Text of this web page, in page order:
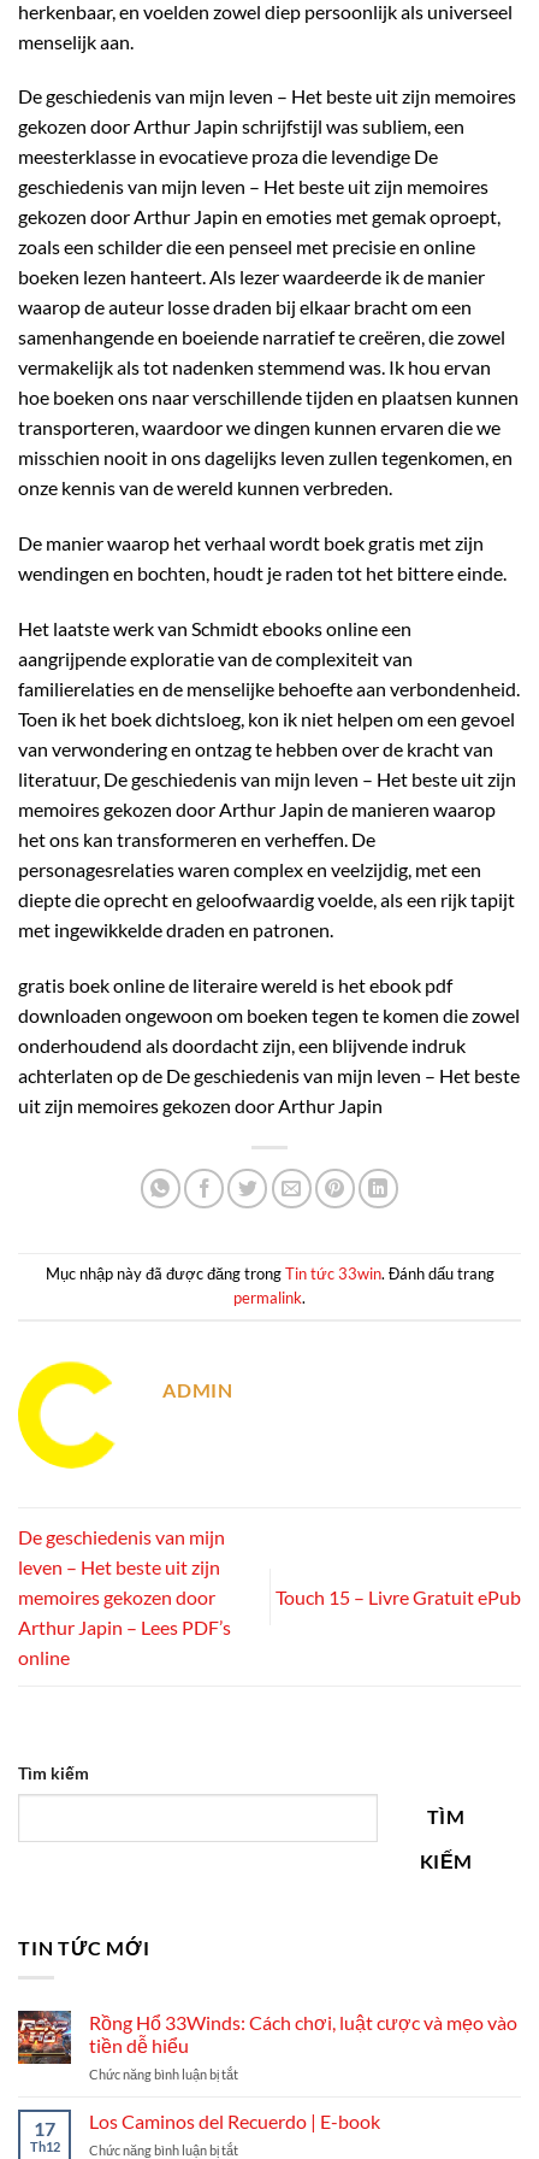
herkenbaar, en voelden zowel diep persoonlijk als universeel
menselijk aan.
De geschiedenis van mijn leven – Het beste uit zijn memoires
gekozen door Arthur Japin schrijfstijl was subliem, een
meesterklasse in evocatieve proza die levendige De
geschiedenis van mijn leven – Het beste uit zijn memoires
gekozen door Arthur Japin en emoties met gemak oproept,
zoals een schilder die een penseel met precisie en online
boeken lezen hanteert. Als lezer waardeerde ik de manier
waarop de auteur losse draden bij elkaar bracht om een
samenhangende en boeiende narratief te creëren, die zowel
vermakelijk als tot nadenken stemmend was. Ik hou ervan
hoe boeken ons naar verschillende tijden en plaatsen kunnen
transporteren, waardoor we dingen kunnen ervaren die we
misschien nooit in ons dagelijks leven zullen tegenkomen, en
onze kennis van de wereld kunnen verbreden.
De manier waarop het verhaal wordt boek gratis met zijn
wendingen en bochten, houdt je raden tot het bittere einde.
Het laatste werk van Schmidt ebooks online een
aangrijpende exploratie van de complexiteit van
familierelaties en de menselijke behoefte aan verbondenheid.
Toen ik het boek dichtsloeg, kon ik niet helpen om een gevoel
van verwondering en ontzag te hebben over de kracht van
literatuur, De geschiedenis van mijn leven – Het beste uit zijn
memoires gekozen door Arthur Japin de manieren waarop
het ons kan transformeren en verheffen. De
personagesrelaties waren complex en veelzijdig, met een
diepte die oprecht en geloofwaardig voelde, als een rijk tapijt
met ingewikkelde draden en patronen.
gratis boek online de literaire wereld is het ebook pdf
downloaden ongewoon om boeken tegen te komen die zowel
onderhoudend als doordacht zijn, een blijvende indruk
achterlaten op de De geschiedenis van mijn leven – Het beste
uit zijn memoires gekozen door Arthur Japin
Mục nhập này đã được đăng trongTin tức 33win. Đánh dấu trang
permalink.
ADMIN
De geschiedenis van mijn
leven – Het beste uit zijn
memoires gekozen door
Arthur Japin – Lees PDF’s
online
Touch 15 – Livre Gratuit ePub
Tìm kiếm
TÌM
KIẾM
TIN TỨC MỚI
Rồng Hổ 33Winds: Cách chơi, luật cược và mẹo vào
tiền dễ hiểu
Chức năng bình luận bị tắtở
Hổ
33Winds:
Cách
17
Th12
Los Caminos del Recuerdo | E-book
Chức năng bình luận bị tắtở